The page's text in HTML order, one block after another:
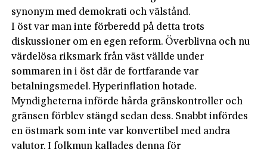
synonym med demokrati och välstånd.
I öst var man inte förberedd på detta trots
diskussioner om en egen reform. Överblivna och nu
värdelösa riksmark från väst vällde under
sommaren in i öst där de fortfarande var
betalningsmedel. Hyperinflation hotade.
Myndigheterna införde hårda gränskontroller och
gränsen förblev stängd sedan dess. Snabbt infördes
en östmark som inte var konvertibel med andra
valutor. I folkmun kallades denna för